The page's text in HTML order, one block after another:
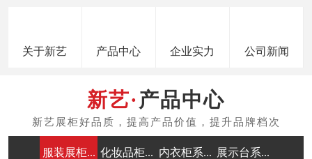
关于新艺 产品中心 企业实力 公司新闻
产品中心
服装展柜... 化妆品柜... 内衣柜系... 展示台系...